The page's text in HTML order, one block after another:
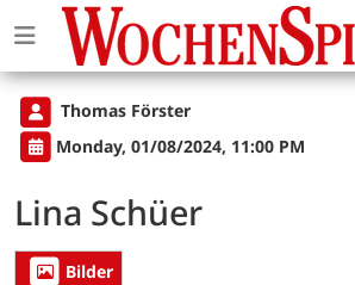
Thomas Förster
Monday, 01/08/2024, 11:00 PM
Lina Schüer
Bilder